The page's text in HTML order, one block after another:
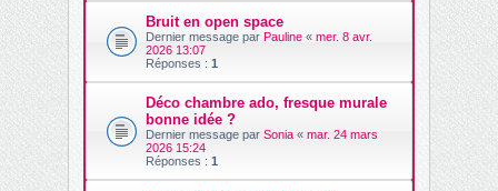
Bruit en open space
Dernier message par Pauline « mer. 8 avr.
2026 13:07
Réponses : 1
Déco chambre ado, fresque murale
bonne idée ?
Dernier message par Sonia « mar. 24 mars
2026 15:24
Réponses : 1